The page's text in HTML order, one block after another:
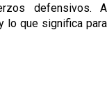
defensivos. A
lo que significa para